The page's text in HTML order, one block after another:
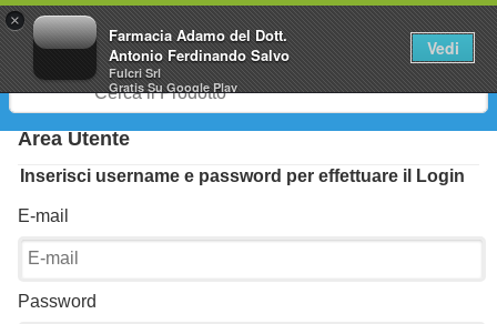
×
Farmacia Adamo del Dott.
Antonio Ferdinando Salvo
Fulcri Srl
GratisSu Google Play
Vedi
0
Area Utente
Inserisci username e password per effettuare il Login
E-mail
Password